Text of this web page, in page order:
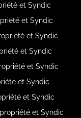
et Syndic
et Syndic
et Syndic
et Syndic
et Syndic
et Syndic
et Syndic
et Syndic